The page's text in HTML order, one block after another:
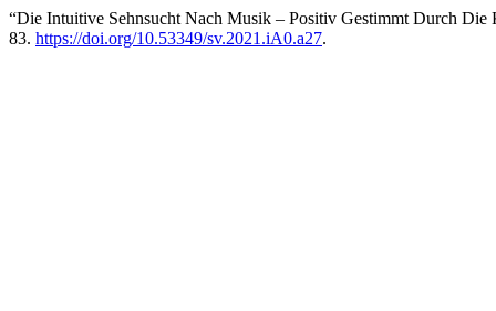
“Die Intuitive Sehnsucht Nach Musik – Positiv Gestimmt Durch
83. https://doi.org/10.53349/sv.2021.iA0.a27.